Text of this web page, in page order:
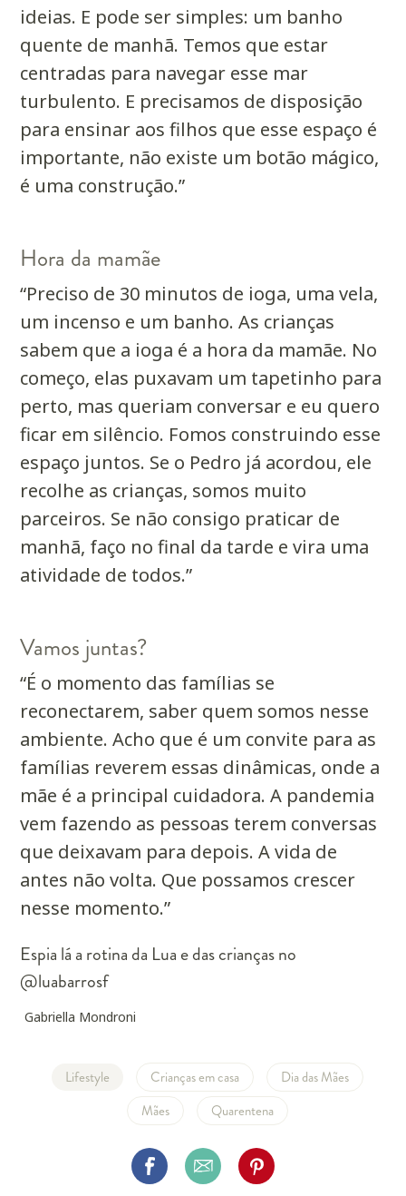
ideias. E pode ser simples: um banho
quente de manhã. Temos que estar
centradas para navegar esse mar
turbulento. E precisamos de disposição
para ensinar aos filhos que esse espaço é
importante, não existe um botão mágico,
é uma construção.”
Hora da mamãe
“Preciso de 30 minutos de ioga, uma vela,
um incenso e um banho. As crianças
sabem que a ioga é a hora da mamãe. No
começo, elas puxavam um tapetinho para
perto, mas queriam conversar e eu quero
ficar em silêncio. Fomos construindo esse
espaço juntos. Se o Pedro já acordou, ele
recolhe as crianças, somos muito
parceiros. Se não consigo praticar de
manhã, faço no final da tarde e vira uma
atividade de todos.”
Vamos juntas?
“É o momento das famílias se
reconectarem, saber quem somos nesse
ambiente. Acho que é um convite para as
famílias reverem essas dinâmicas, onde a
mãe é a principal cuidadora. A pandemia
vem fazendo as pessoas terem conversas
que deixavam para depois. A vida de
antes não volta. Que possamos crescer
nesse momento.”
Espia lá a rotina da Lua e das crianças no
@luabarrosf
Gabriella Mondroni
Lifestyle Crianças em casa
Dia das Mães
Mães
Quarentena